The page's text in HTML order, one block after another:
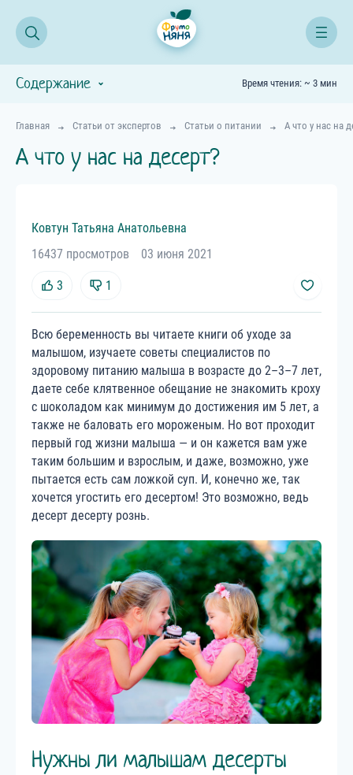
Главная Статьи от экспертов Статьи о питании А что у нас на
А что у нас на десерт?
Ковтун Татьяна Анатольевна
16437 просмотров
03 июня 2021
3 1
Всю беременность вы читаете книги об уходе за
малышом, изучаете советы специалистов по
здоровому питанию малыша в возрасте до 2–3–7 лет,
даете себе клятвенное обещание не знакомить кроху
с шоколадом как минимум до достижения им 5 лет, а
также не баловать его мороженым. Но вот проходит
первый год жизни малыша — и он кажется вам уже
таким большим и взрослым, и даже, возможно, уже
пытается есть сам ложкой суп. И, конечно же, так
хочется угостить его десертом! Это возможно, ведь
десерт десерту рознь.
Нужны ли малышам десерты
Содержание Время чтения: ~ 3 мин